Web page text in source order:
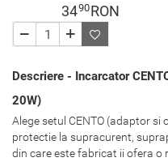
3490RON
Descriere - Incarcator
20W)
Alege setul CENTO (adaptor
protectie la supracurent,
din care este fabricat ii ofera o